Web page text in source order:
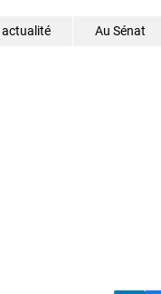
actualité Au Sénat